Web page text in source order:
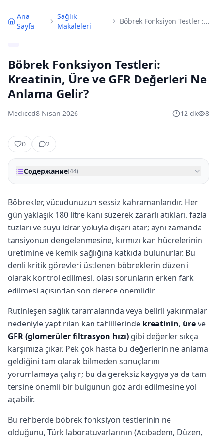
Ana
Sayfa
Sağlık
Makaleleri
Böbrek Fonksiyon Testleri: Kreatinin, Üre ve GFR Değerleri Ne Anlama Gelir?
Böbrek Fonksiyon Testleri:
Kreatinin, Üre ve GFR Değerleri Ne
Anlama Gelir?
Medicod8 Nisan 2026 12 dk 8
0 2
Содержание(44)
Böbrekler, vücudunuzun sessiz kahramanlarıdır. Her
gün yaklaşık 180 litre kanı süzerek zararlı atıkları, fazla
tuzları ve suyu idrar yoluyla dışarı atar; aynı zamanda
tansiyonun dengelenmesine, kırmızı kan hücrelerinin
üretimine ve kemik sağlığına katkıda bulunurlar. Bu
denli kritik görevleri üstlenen böbreklerin düzenli
olarak kontrol edilmesi, olası sorunların erken fark
edilmesi açısından son derece önemlidir.
Rutinleşen sağlık taramalarında veya belirli yakınmalar
nedeniyle yaptırılan kan tahlillerinde kreatinin, üreve
GFR (glomerüler filtrasyon hızı) gibi değerler sıkça
karşımıza çıkar. Pek çok hasta bu değerlerin ne anlama
geldiğini tam olarak bilmeden sonuçlarını
yorumlamaya çalışır; bu da gereksiz kaygıya ya da tam
tersine önemli bir bulgunun göz ardı edilmesine yol
açabilir.
Bu rehberde böbrek fonksiyon testlerinin ne
olduğunu, Türk laboratuvarlarının (Acıbadem, Düzen,